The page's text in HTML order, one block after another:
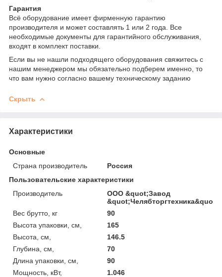
Гарантия
Всё оборудование имеет фирменную гарантию
производителя и может составлять 1 или 2 года. Все
необходимые документы для гарантийного обслуживания,
входят в комплект поставки.
Если вы не нашли подходящего оборудования свяжитесь с
нашим менеджером мы обязательно подберем именно, то
что вам нужно согласно вашему техническому заданию
Скрыть
Характеристики
Основные
Страна производитель
Россия
Пользовательские характеристики
Производитель
ООО &quot;Завод
&quot;Челябторгтехника&quot;
Вес брутто, кг
90
Высота упаковки, см,
165
Высота, см,
146.5
Глубина, см,
70
Длина упаковки, см,
90
Мощность, кВт,
1.046